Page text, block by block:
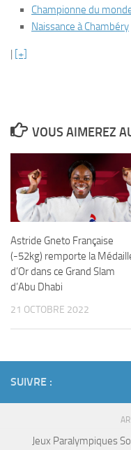
Championne du
Naissance à Chambéry
| [+]
VOUS AIMEREZ
Astride Gneto Française
(-52kg) remporte la
d’Or dans ce Grand Slam
d’Abu Dhabi
21 OCTOBRE 2022
SUIVRE :
Jeux Paralympiques